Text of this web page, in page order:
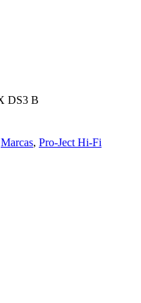
DS3 B
Marcas, Pro-Ject Hi-Fi